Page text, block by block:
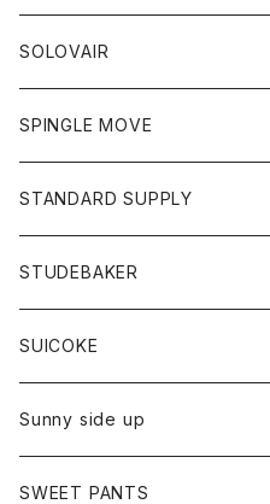
ワンピース
Tシャツ
トレーナー
ボトム
ショートパンツ
スカート
レディース
スカート
Tシャツ
アクセサリー
バック
コート
ネクタイ
グローブ
アクセサリー
トップス
カットソー
カーディガン
ボトム
ショートパンツ
パンツ
レディース
カットソー
カーディガン
ジーンズ
チノパン
トップス
ポロシャツ
ベスト
靴
靴
ワンピース
トップス
カットソー
ボトム
パンツ
オーバーオール
SOLOVAIR
SPINGLE MOVE
STANDARD SUPPLY
財布
バッグ
STUDEBAKER
アクセサリー
ブレスレット
リング
SUICOKE
ブーツ
サンダル
Sunny side up
アウター
SWEET PANTS